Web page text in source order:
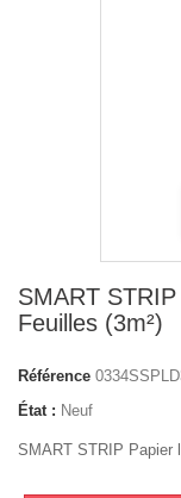
SMART
Feuilles (3m²)
Référence
État : Neuf
SMART STRIP Papier